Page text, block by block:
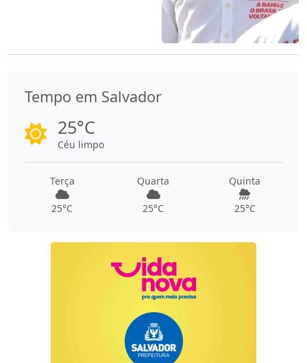
Tempo em Salvador
25°C
Céu limpo
Terça
25°C
Quarta
25°C
Quinta
25°C